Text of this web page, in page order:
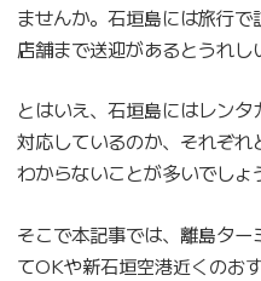
ませんか。石垣島には旅行
店舗まで送迎があるとうれし
とはいえ、石垣島にはレン
対応しているのか、それぞれ
わからないことが多いでしょ
そこで本記事では、離島タ
てOKや新石垣空港近くのお